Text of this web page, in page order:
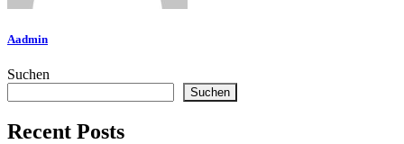
Aadmin
Suchen
Suchen
Recent Posts